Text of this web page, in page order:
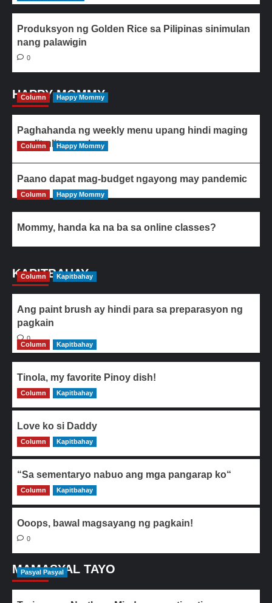
Produksyon ng Golden Rice sa Pilipinas sinimulan
nang palawigin
0
HAPPY MOMMY
Column Happy Mommy
Paghahanda ng weekly menu upang hindi maging
paulit-ulit ang ulam
Column Happy Mommy
Paano dapat mag-budget ngayong may pandemic
Column Happy Mommy
Mommy, handa ka na ba sa online classes?
KAPITBAHAY
Column Kapitbahay
Ang paint brush ay hindi para sa preparasyon ng
pagkain
0
Column
Kapitbahay
Tinola, my favorite Pinoy dish!
0
Column Kapitbahay
Love ko si Daddy
0
Column Kapitbahay
“Sa sementaryo nabuo ang mga pangarap ko“
0
Column Kapitbahay
Ooops, bawal magsayang ng pagkain!
0
MAMASYAL TAYO
Pasyal Pasyal